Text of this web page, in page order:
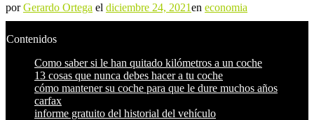
porGerardo Ortega el diciembre 24, 2021en economia
Contenidos
Como saber si le han quitado kilómetros a un coche
13 cosas que nunca debes hacer a tu coche
cómo mantener su coche para que le dure muchos años
carfax
informe gratuito del historial del vehículo